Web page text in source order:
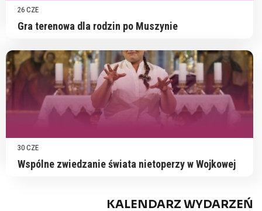
26 CZE
Gra terenowa dla rodzin po Muszynie
30 CZE
Wspólne zwiedzanie świata nietoperzy w Wojkowej
KALENDARZ WYDARZEŃ